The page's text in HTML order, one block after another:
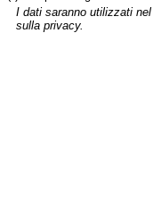
I dati saranno utilizzati
sulla privacy.